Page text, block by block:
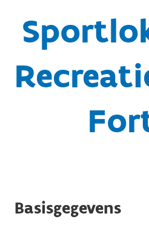
Basisgegevens